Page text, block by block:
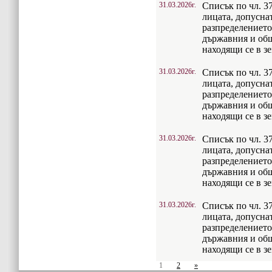
31.03.2026г.
Списък по чл.
лицата,
държавния и
находящи се в
31.03.2026г.
Списък по чл.
лицата,
държавния и
находящи се в
31.03.2026г.
Списък по чл.
лицата,
държавния и
находящи се в
31.03.2026г.
Списък по чл.
лицата,
държавния и
находящи се в
1 2 »